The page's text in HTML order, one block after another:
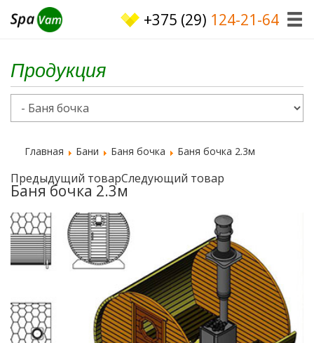
+375 (29) 124-21-64
Продукция
Главная Бани Баня бочка Баня бочка 2.3м
Предыдущий товарСледующий товар
Баня бочка 2.3м